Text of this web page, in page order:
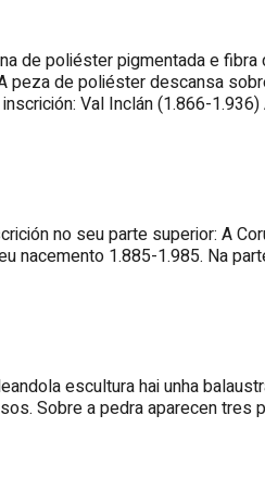
de poliéster pigmentada e fibra
peza de poliéster descansa
Val Inclán (1.866-1.936)
no seu parte superior: A
nacemento 1.885-1.985. Na
escultura hai unha
Sobre a pedra aparecen tres